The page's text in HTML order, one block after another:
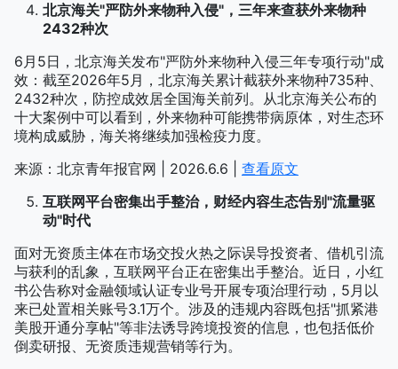
北京海关"严防外来物种入侵"，三年来查获外来物种
2432种次
6月5日，北京海关发布"严防外来物种入侵三年专项行动"成
效：截至2026年5月，北京海关累计截获外来物种735种、
2432种次，防控成效居全国海关前列。从北京海关公布的
十大案例中可以看到，外来物种可能携带病原体，对生态环
境构成威胁，海关将继续加强检疫力度。
来源：北京青年报官网 | 2026.6.6 | 查看原文
互联网平台密集出手整治，财经内容生态告别"流量驱
动"时代
面对无资质主体在市场交投火热之际误导投资者、借机引流
与获利的乱象，互联网平台正在密集出手整治。近日，小红
书公告称对金融领域认证专业号开展专项治理行动，5月以
来已处置相关账号3.1万个。涉及的违规内容既包括"抓紧港
美股开通分享帖"等非法诱导跨境投资的信息，也包括低价
倒卖研报、无资质违规营销等行为。